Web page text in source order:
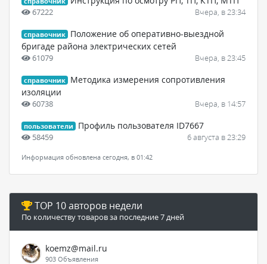
67222 Вчера, в 23:34
справочник
Положение об оперативно-выездной
бригаде района электрических сетей
61079 Вчера, в 23:45
справочник
Методика измерения сопротивления
изоляции
60738 Вчера, в 14:57
пользователи Профиль пользователя ID7667
58459 6 августа в 23:29
Информация обновлена сегодня, в 01:42
TOP 10 авторов недели
По количеству товаров за последние 7 дней
koemz@mail.ru
903 Объявления